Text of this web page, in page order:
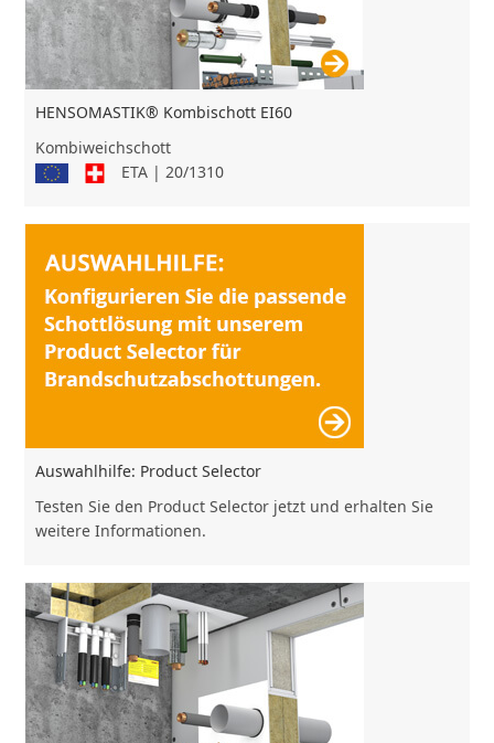
HENSOMASTIK® Kombischott EI60
Kombiweichschott
ETA | 20/1310
Auswahlhilfe: Product Selector
Testen Sie den Product Selector jetzt und erhalten Sie
weitere Informationen.